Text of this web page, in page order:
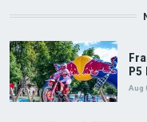
P5
Aug